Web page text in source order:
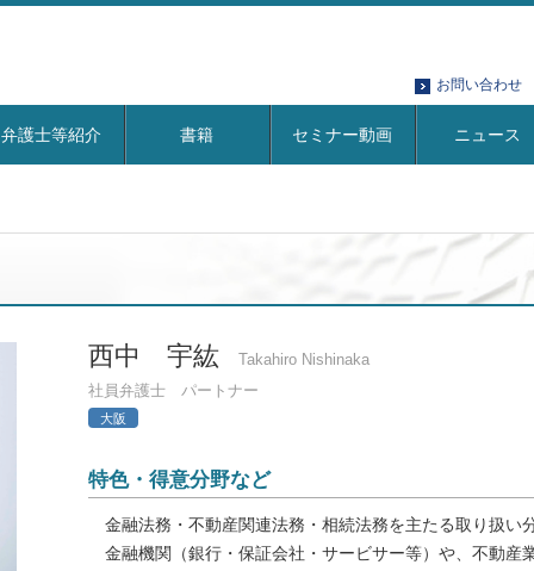
お問い合わせ
弁護士等紹介 書籍 セミナー動画 ニュース
西中 宇紘
Takahiro Nishinaka
社員弁護士 パートナー
大阪
特色・得意分野など
金融法務・不動産関連法務・相続法務を主たる取り扱い
金融機関（銀行・保証会社・サービサー等）や、不動産